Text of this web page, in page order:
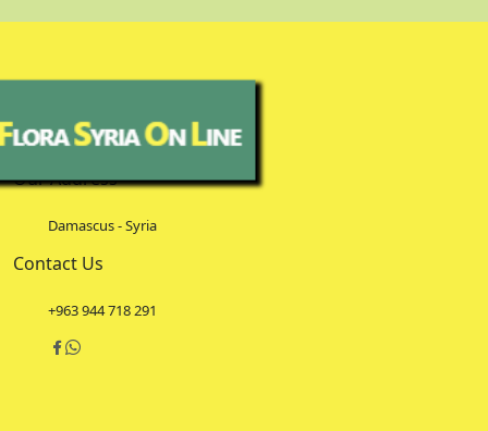
Our Address
Damascus - Syria
Contact Us
+963 944 718 291